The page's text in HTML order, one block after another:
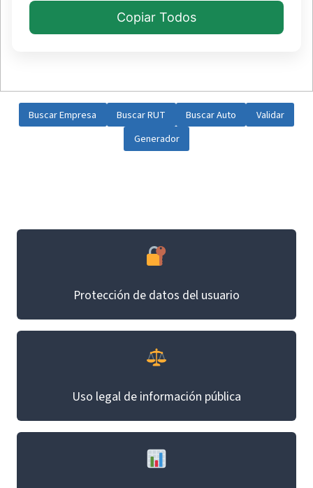
Copiar Todos
Buscar Empresa BuscarRUT Buscar Auto
Validar
Generador
Protección de datos del usuario
Uso legal de información pública